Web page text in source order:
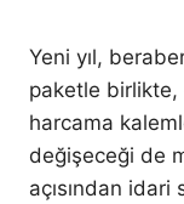
Yeni yıl,
paketle birlikte,
harcama
değişeceği de
açısından